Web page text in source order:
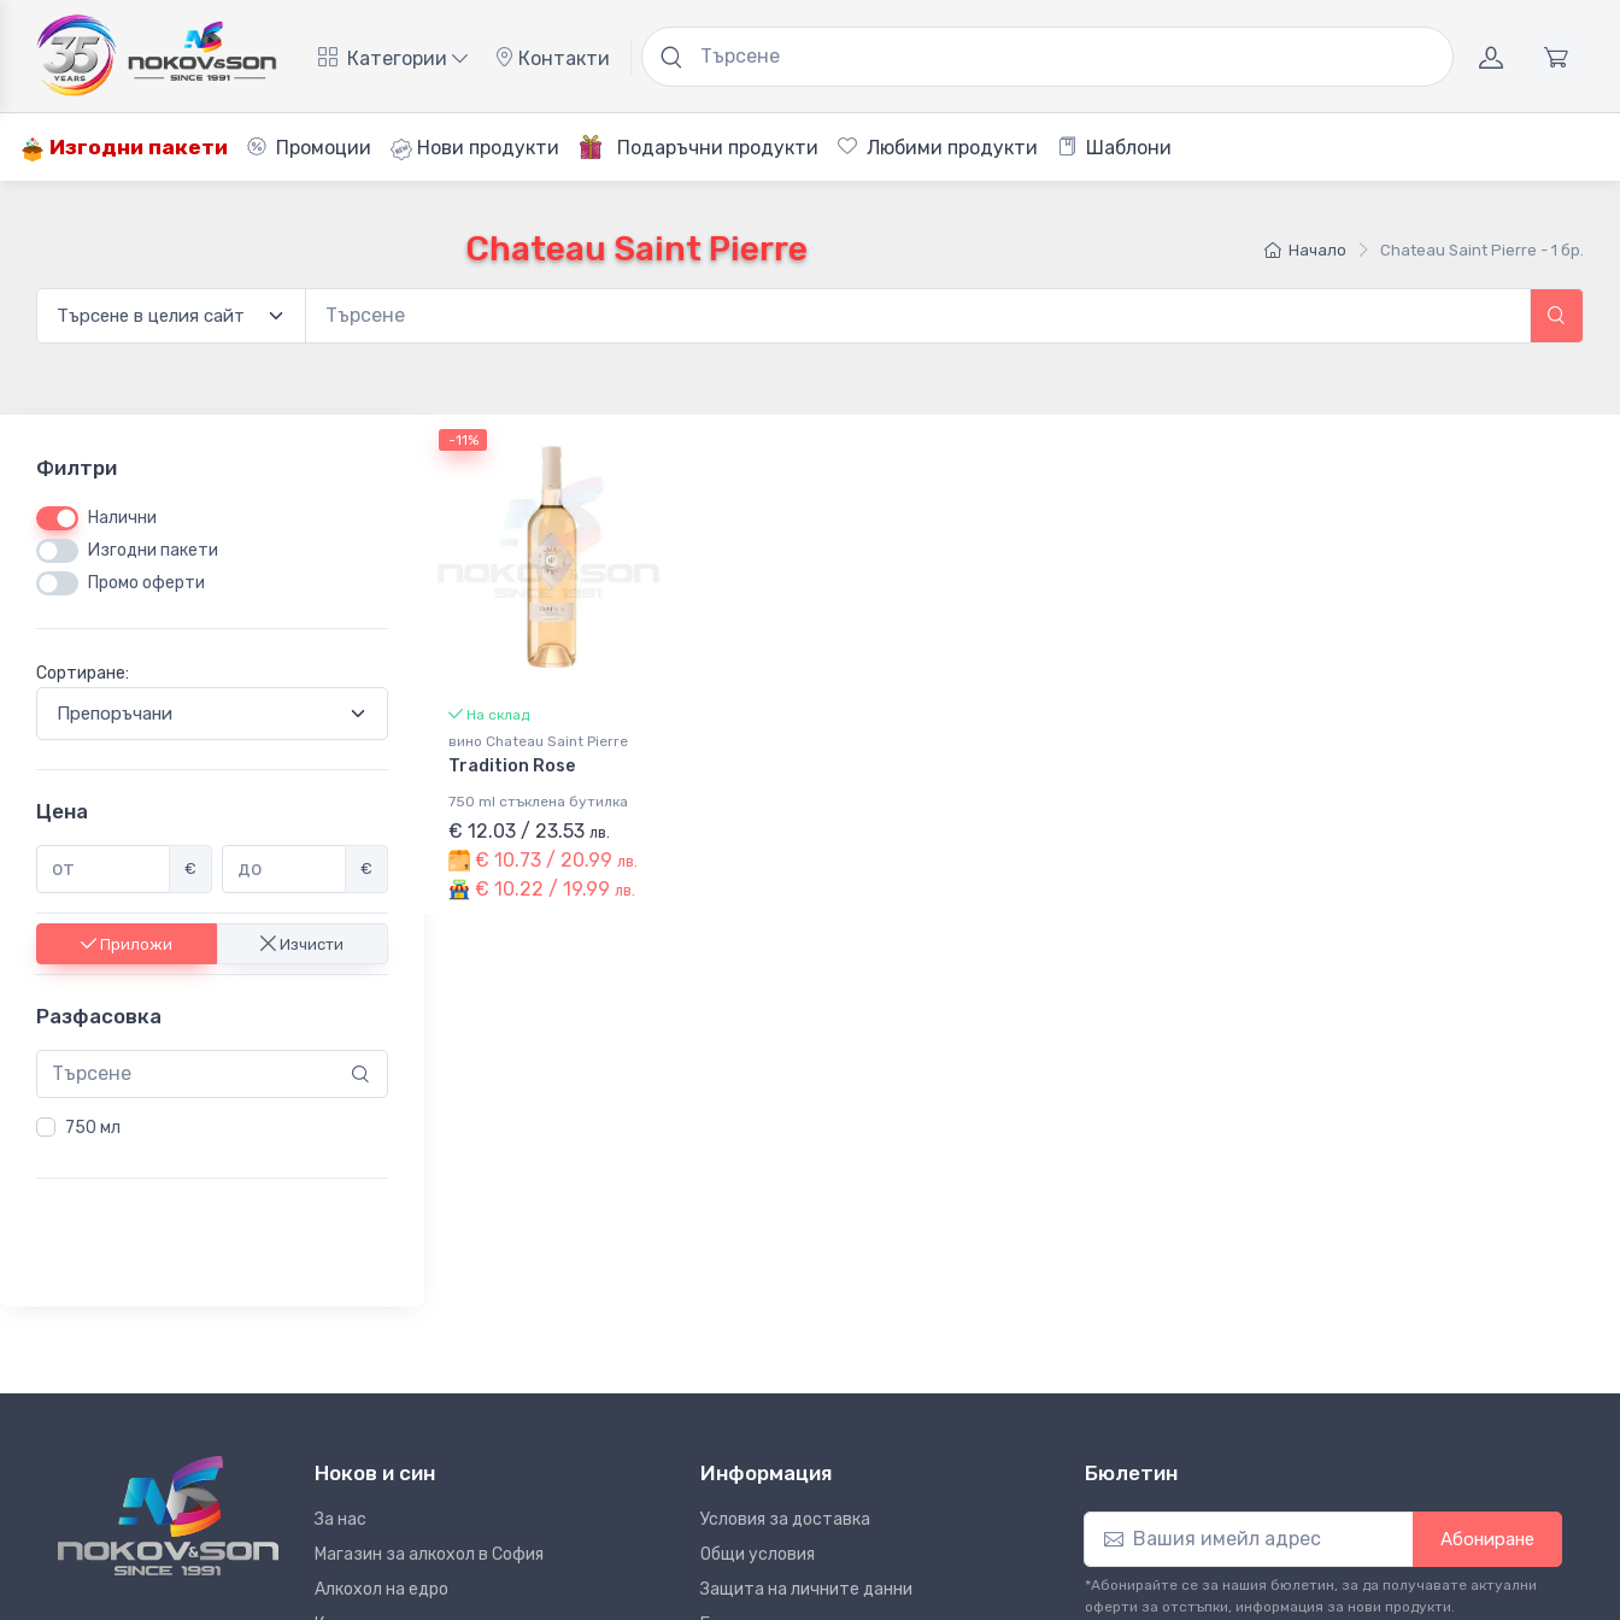
Категории Контакти
Изгодни пакети Промоции Нови продукти Подаръчни продукти Любими продукти Шаблони
Chateau Saint Pierre Начало Chateau Saint Pierre - 1 бр.
Филтри
Налични
Изгодни пакети
Промо оферти
Сортиране:
Цена
€ €
Приложи Изчисти
Разфасовка
750 мл
-11%
На склад
вино Chateau Saint Pierre
Tradition Rose
750 ml стъклена бутилка
€ 12.03 / 23.53 лв.
€ 10.73 / 20.99 лв.
€ 10.22 / 19.99 лв.
Ноков и син
За нас
Магазин за алкохол в София
Алкохол на едро
Информация
Условия за доставка
Общи условия
Защита на личните данни
Бюлетин
Абониране
*Абонирайте се за нашия бюлетин, за да получавате актуални
оферти за отстъпки, информация за нови продукти.